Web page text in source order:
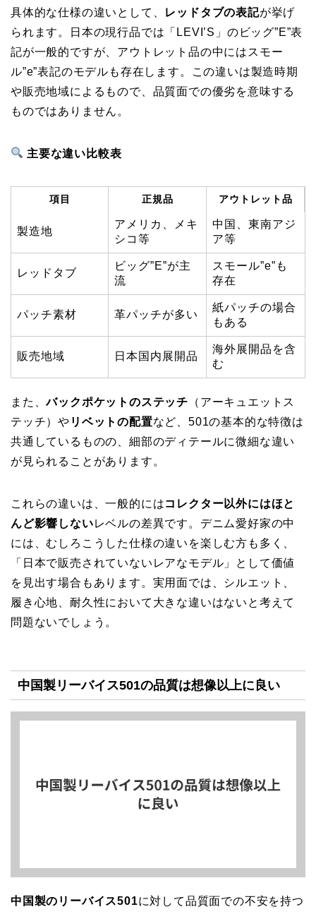
具体的な仕様の違いとして、 レッドタブの表記が挙げ
られます。日本の現行品では「LEVI’S」のビッグ”E”表
記が一般的ですが、アウトレット品の中にはスモー
ル”e”表記のモデルも存在します。この違いは製造時期
や販売地域によるもので、品質面での優劣を意味する
ものではありません。
主要な違い比較表
項目 正規品 アウトレット品
製造地
アメリカ、メキ
シコ等
中国、東南アジ
ア等
レッドタブ
ビッグ”E”が主
流
スモール”e”も
存在
パッチ素材 革パッチが多い
紙パッチの場合
もある
販売地域 日本国内展開品
海外展開品を含
む
また、バックポケットのステッチ （アーキュエットス
テッチ）や リベットの配置など、501の基本的な特徴は
共通しているものの、細部のディテールに微細な違い
が見られることがあります。
これらの違いは、一般的にはコレクター以外にはほと
んど影響しないレベルの差異です。デニム愛好家の中
には、むしろこうした仕様の違いを楽しむ方も多く、
「日本で販売されていないレアなモデル」として価値
を見出す場合もあります。実用面では、シルエット、
履き心地、耐久性において大きな違いはないと考えて
問題ないでしょう。
中国製リーバイス501の品質は想像以上に良い
中国製のリーバイス501に対して品質面での不安を持つ